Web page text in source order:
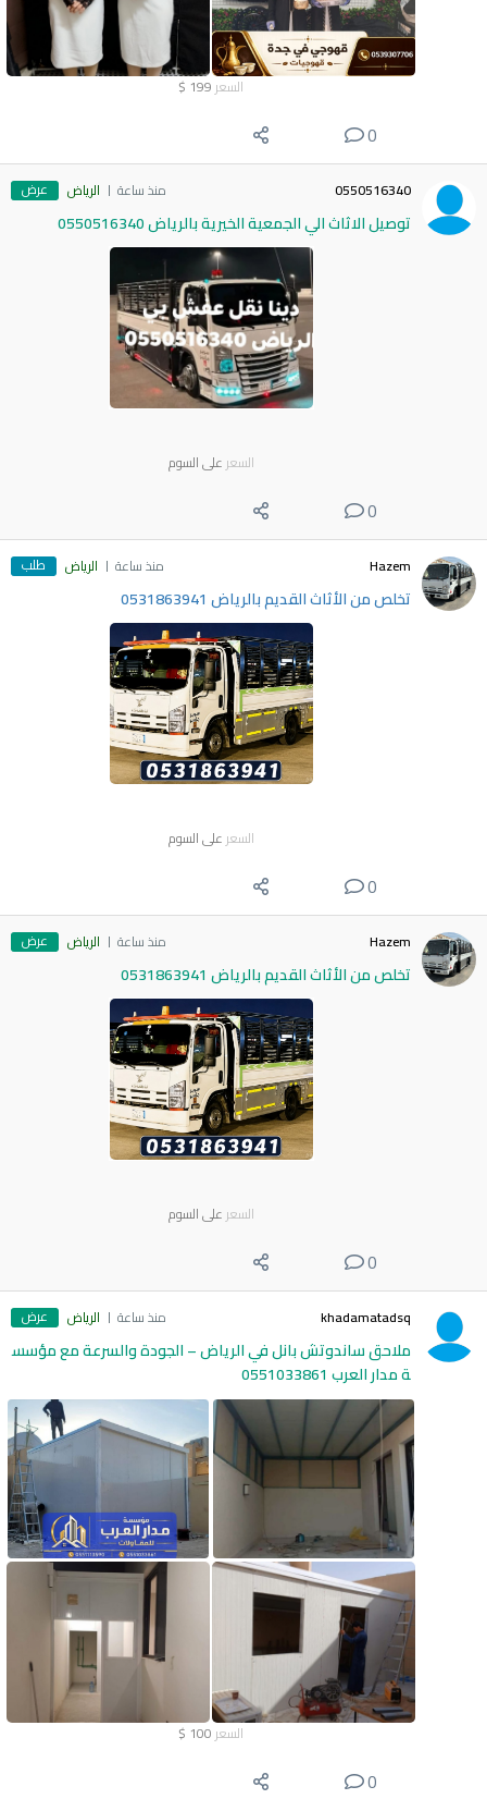
السعر 199
$
0
0550516340 منذ ساعة الرياض عرض
توصيل الاثاث الي الجمعية الخيرية بالرياض 0550516340
السعر على السوم
0
Hazem منذ ساعة الرياض طلب
تخلص من الأثاث القديم بالرياض 0531863941
السعر على السوم
0
Hazem منذ ساعة الرياض عرض
تخلص من الأثاث القديم بالرياض 0531863941
السعر على السوم
0
khadamatadsq منذ ساعة الرياض عرض
ملاحق ساندوتش بانل في الرياض – الجودة والسرعة مع مؤسس
ة مدار العرب 0551033861
السعر 100
$
0